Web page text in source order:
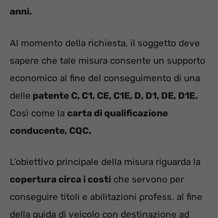
anni.
Al momento della richiesta, il soggetto deve
sapere che tale misura consente un supporto
economico al fine del conseguimento di una
delle patente C, C1, CE, C1E, D, D1, DE, D1E.
Così come la carta di qualificazione
conducente, CQC.
L’obiettivo principale della misura riguarda la
copertura circa i costi che servono per
conseguire titoli e abilitazioni profess. al fine
della guida di veicolo con destinazione ad